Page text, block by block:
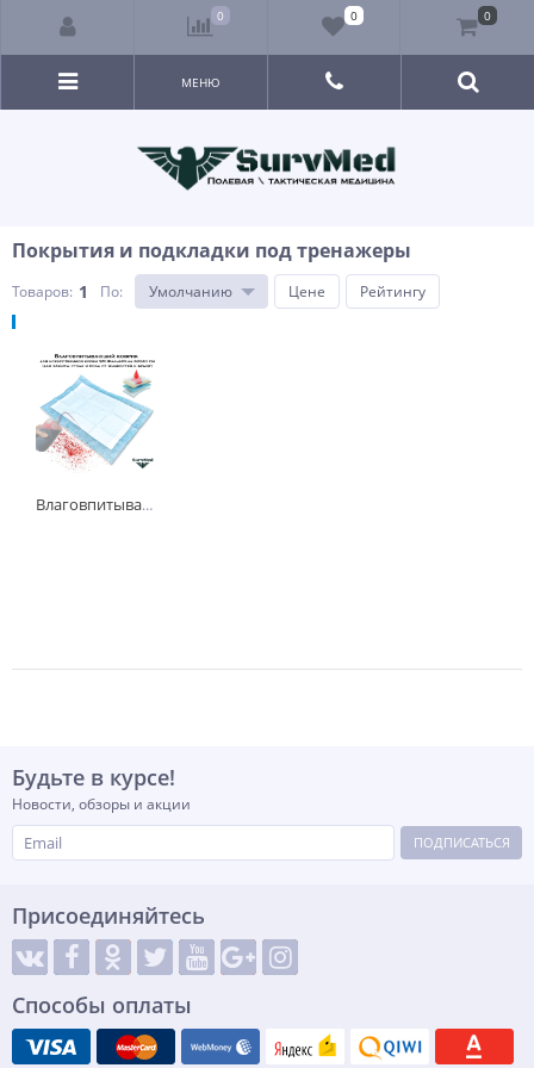
МЕНЮ
Покрытия и подкладки под тренажеры
Товаров: 1 По: Умолчанию Цене Рейтингу
Влаговпитывающий коврик для искусственной крови SM ФальшРана 60х40 см (для защиты стола и пола от жидкостей и брызг)
Будьте в курсе!
Новости, обзоры и акции
ПОДПИСАТЬСЯ
Присоединяйтесь
Способы оплаты
0 0 0